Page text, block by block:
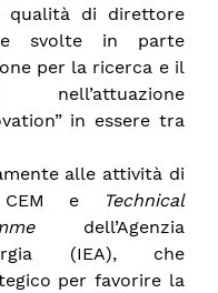
qualità di direttore
svolte in parte
per la ricerca e il
in essere tra
alle attività di
CEM e
Technical
dell’Agenzia
(IEA), che
per favorire la